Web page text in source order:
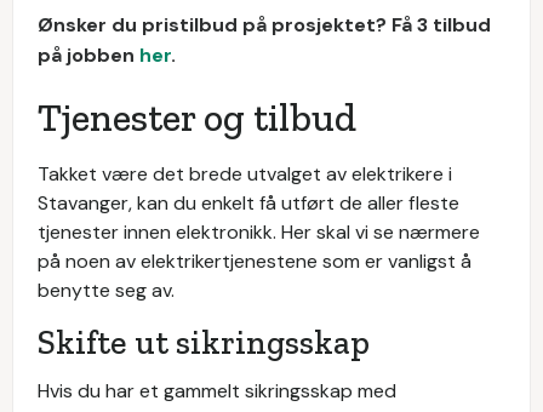
Ønsker du pristilbud på prosjektet? Få 3 tilbud
på jobben her.
Tjenester og tilbud
Takket være det brede utvalget av elektrikere i
Stavanger, kan du enkelt få utført de aller fleste
tjenester innen elektronikk. Her skal vi se nærmere
på noen av elektrikertjenestene som er vanligst å
benytte seg av.
Skifte ut sikringsskap
Hvis du har et gammelt sikringsskap med